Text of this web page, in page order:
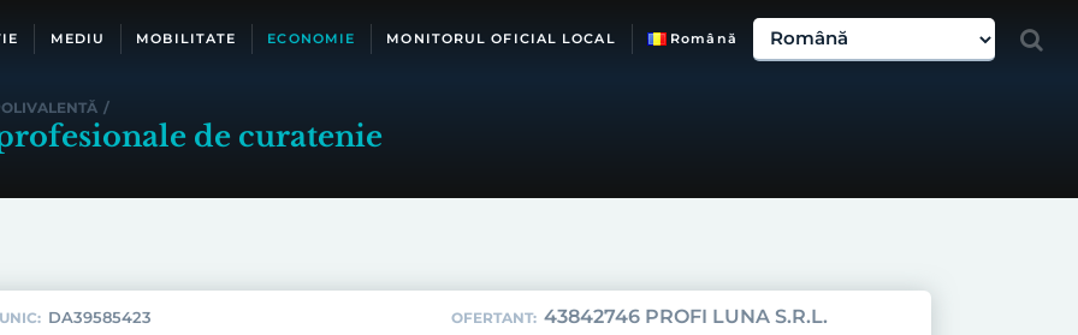
MEDIU MOBILITATE ECONOMIE MONITORUL OFICIAL LOCAL Română
/
de curatenie
DA39585423 OFERTANT: 43842746 PROFI LUNA S.R.L.